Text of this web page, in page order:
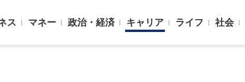
ス マネー 政治・経済 キャリア ライフ 社会